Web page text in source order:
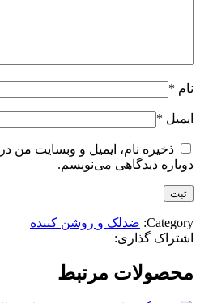
نام *
ایمیل *
ذخیره نام، ایمیل و وبسایت من
دوباره دیدگاهی می‌نویسم.
Category: ضدلک و روشن کننده
اشتراک گذاری:
محصولات مرتبط